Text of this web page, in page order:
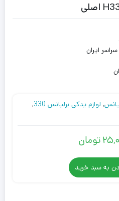
, لوازم یدکی برلیانس 330
,
تومان
به سبد خرید